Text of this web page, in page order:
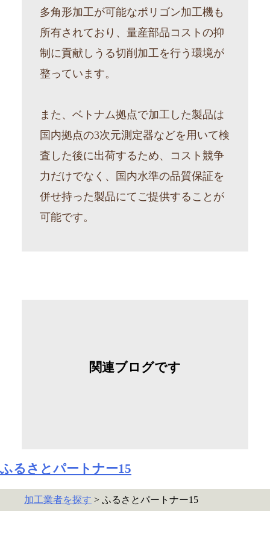
多角形加工が可能なポリゴン加工機も
所有されており、量産部品コストの抑
制に貢献しうる切削加工を行う環境が
整っています。
また、ベトナム拠点で加工した製品は
国内拠点の3次元測定器などを用いて検
査した後に出荷するため、コスト競争
力だけでなく、国内水準の品質保証を
併せ持った製品にてご提供することが
可能です。
関連ブログです
ふるさとパートナー15
加工業者を探す > ふるさとパートナー15